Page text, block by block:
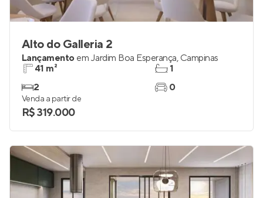
Alto do Galleria 2
Lançamento em Jardim Boa Esperança, Campinas
41 m²
2
1
0
Venda a partir de
R$ 319.000